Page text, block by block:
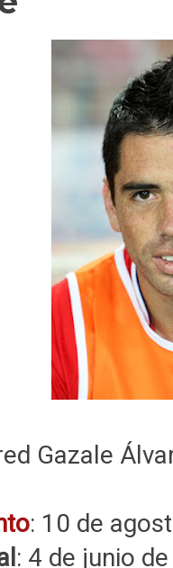
Gazale
: 10 de
: 4 de junio